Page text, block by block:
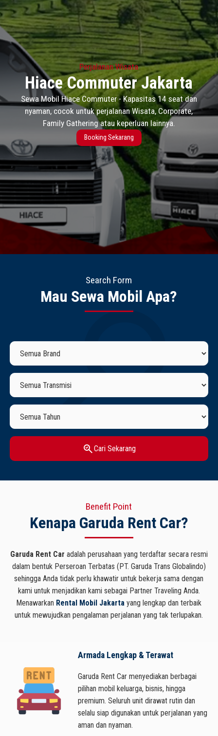
Perjalanan Wisata
Hiace Commuter Jakarta
Sewa Mobil Hiace Commuter - Kapasitas 14 seat dan
nyaman, cocok untuk perjalanan Wisata, Corporate,
Family Gathering atau keperluan lainnya.
Booking Sekarang
Search Form
Mau Sewa Mobil Apa?
search_checkCari Sekarang
Benefit Point
Kenapa Garuda Rent Car?
Garuda Rent Car adalah perusahaan yang terdaftar secara resmi
dalam bentuk Perseroan Terbatas (PT. Garuda Trans Globalindo)
sehingga Anda tidak perlu khawatir untuk bekerja sama dengan
kami untuk menjadikan kami sebagai Partner Traveling Anda.
Menawarkan Rental Mobil Jakarta yang lengkap dan terbaik
untuk mewujudkan pengalaman perjalanan yang tak terlupakan.
Armada Lengkap & Terawat
Garuda Rent Car menyediakan berbagai
pilihan mobil keluarga, bisnis, hingga
premium. Seluruh unit dirawat rutin dan
selalu siap digunakan untuk perjalanan yang
aman dan nyaman.